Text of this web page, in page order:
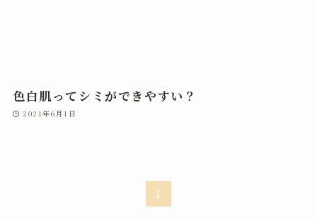
色白肌ってシミができやすい？
2021年6月1日
1